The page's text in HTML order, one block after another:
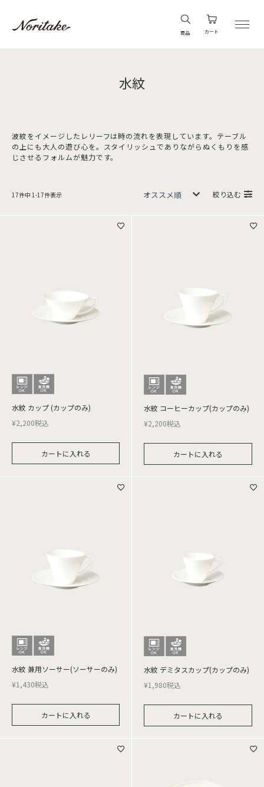
商品 カート
水紋
波紋をイメージしたレリーフは時の流れを表現しています。テーブル
の上にも大人の遊び心を。スタイリッシュでありながらぬくもりを感
じさせるフォルムが魅力です。
17件中 1 -17件表示 絞り込む
水紋 カップ (カップのみ)
¥2,200税込
カートに入れる
水紋 コーヒーカップ(カップのみ)
¥2,200税込
カートに入れる
水紋 兼用ソーサー(ソーサーのみ)
¥1,430税込
カートに入れる
水紋 デミタスカップ(カップのみ)
¥1,980税込
カートに入れる